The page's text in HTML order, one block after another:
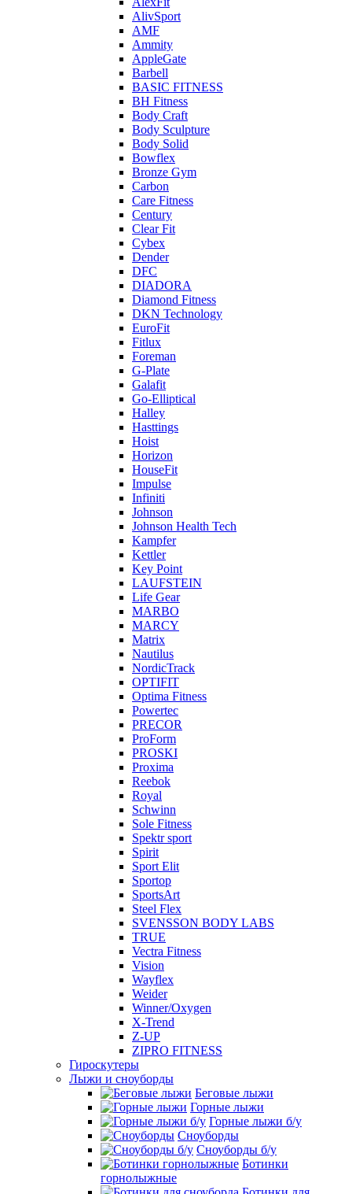
AlivSport
AMF
Ammity
AppleGate
Barbell
BASIC FITNESS
BH Fitness
Body Craft
Body Sculpture
Body Solid
Bowflex
Bronze Gym
Carbon
Care Fitness
Century
Clear Fit
Cybex
Dender
DFC
DIADORA
Diamond Fitness
DKN Technology
EuroFit
Fitlux
Foreman
G-Plate
Galafit
Go-Elliptical
Halley
Hasttings
Hoist
Horizon
HouseFit
Impulse
Infiniti
Johnson
Johnson Health Tech
Kampfer
Kettler
Key Point
LAUFSTEIN
Life Gear
MARBO
MARCY
Matrix
Nautilus
NordicTrack
OPTIFIT
Optima Fitness
Powertec
PRECOR
ProForm
PROSKI
Proxima
Reebok
Royal
Schwinn
Sole Fitness
Spektr sport
Spirit
Sport Elit
Sportop
SportsArt
Steel Flex
SVENSSON BODY LABS
TRUE
Vectra Fitness
Vision
Wayflex
Weider
Winner/Oxygen
X-Trend
Z-UP
ZIPRO FITNESS
Гироскутеры
Лыжи и сноуборды
Беговые лыжи
Горные лыжи
Горные лыжи б/у
Сноуборды
Сноуборды б/у
Ботинки
горнолыжные